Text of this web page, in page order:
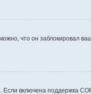
что он заблокировал
включена поддержка